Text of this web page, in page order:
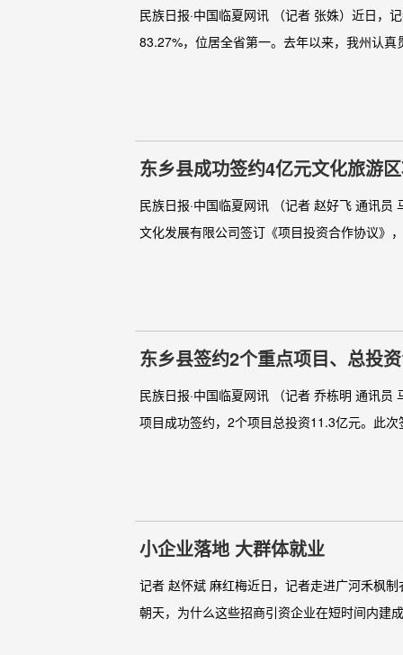
民族日报·中国临夏网讯 （记者 张姝）近日，
83.27%，位居全省第一。去年以来，我州认
东乡县成功签约4亿元文化旅游
民族日报·中国临夏网讯 （记者 赵好飞 通讯
文化发展有限公司签订《项目投资合作协议》
东乡县签约2个重点项目、总投
民族日报·中国临夏网讯 （记者 乔栋明 通讯
项目成功签约，2个项目总投资11.3亿元。此
小企业落地 大群体就业
记者 赵怀斌 麻红梅近日，记者走进广河禾枫
朝天，为什么这些招商引资企业在短时间内建